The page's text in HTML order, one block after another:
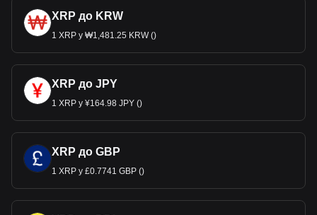
XRP до KRW
1 XRP у ₩1,481.25 KRW ()
XRP до JPY
1 XRP у ¥164.98 JPY ()
XRP до GBP
1 XRP у £0.7741 GBP ()